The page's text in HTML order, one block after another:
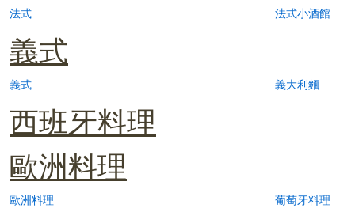
法式 法式小酒館
義式
義式 義大利麵
西班牙料理
歐洲料理
歐洲料理
葡萄牙料理